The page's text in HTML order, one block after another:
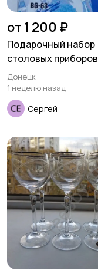
от 1 200 ₽
Подарочный набор
столовых приборов
BERGNER
Донецк
1 неделю назад
Сергей